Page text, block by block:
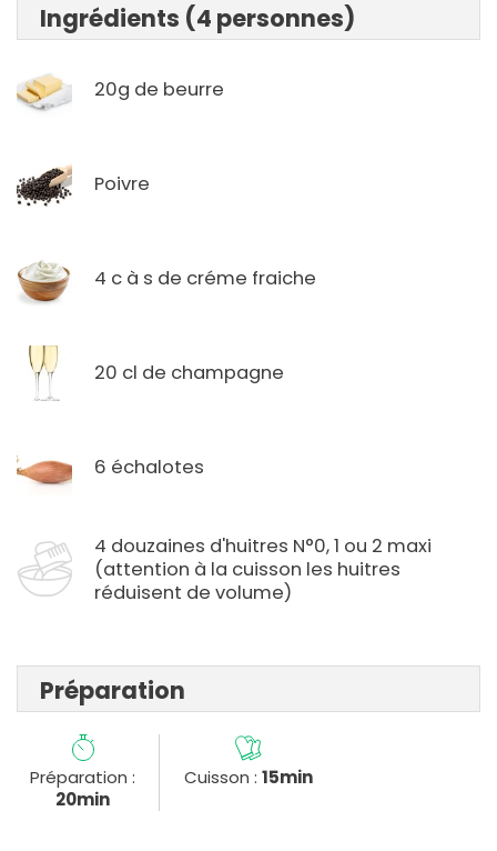
Ingrédients (4 personnes)
20g de beurre
Poivre
4 c à s de créme fraiche
20 cl de champagne
6 échalotes
4 douzaines d'huitres N°0, 1 ou 2 maxi
(attention à la cuisson les huitres
réduisent de volume)
Préparation
Préparation :
20min
Cuisson : 15min